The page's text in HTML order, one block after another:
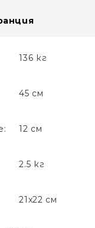
136 кг
45 см
12 см
2.5 кг
21x22 см